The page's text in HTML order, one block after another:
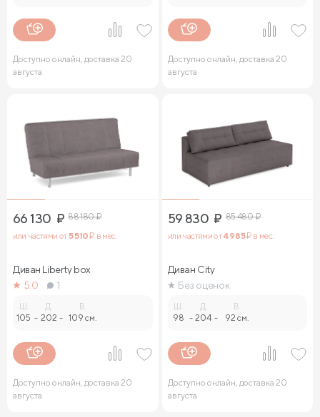
Доступно онлайн, доставка 20
августа
Доступно онлайн, доставка 20
августа
66 130 ₽ 88 180₽
или частями от5 510₽ в мес.
Диван Liberty box
5.0
1
Ш.
105 -
Д.
202 -
В.
109 см.
Доступно онлайн, доставка 20
августа
59 830 ₽ 85 480₽
или частями от4 985₽ в мес.
Диван City
Без оценок
Ш.
98 -
Д.
204 -
В.
92 см.
Доступно онлайн, доставка 20
августа